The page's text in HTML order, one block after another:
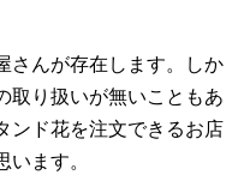
さんが存在します。しか
取り扱いが無いこともあ
ンド花を注文できるお店
ます。